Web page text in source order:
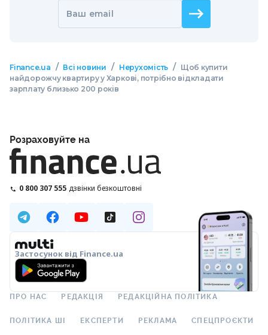
Ваш email
Finance.ua / Всі новини / Нерухомість /
Щоб купити
найдорожчу квартиру у Харкові, потрібно відкладати
зарплату близько 200 років
Розраховуйте на
0 800 307 555 дзвінки безкоштовні
Застосунок від Finance.ua
ПРО НАС РЕДАКЦІЯ РЕДАКЦІЙНА ПОЛІТИКА
ПОЛІТИКА ШІ ЕКСПЕРТИ РЕКЛАМА СПЕЦПРОЄКТИ